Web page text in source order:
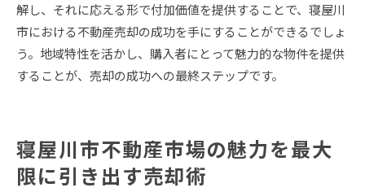
解し、それに応える形で付加価値を提供することで、寝屋川
市における不動産売却の成功を手にすることができるでしょ
う。地域特性を活かし、購入者にとって魅力的な物件を提供
することが、売却の成功への最終ステップです。
寝屋川市不動産市場の魅力を最大
限に引き出す売却術